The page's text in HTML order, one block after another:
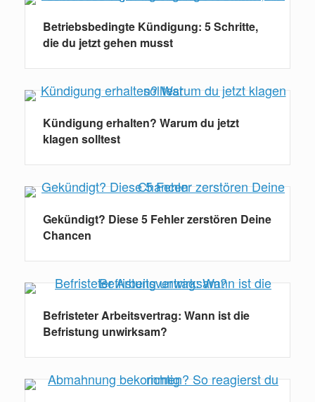
Betriebsbedingte Kündigung: 5 Schritte,
die du jetzt gehen musst
Kündigung erhalten? Warum du jetzt
klagen solltest
Gekündigt? Diese 5 Fehler zerstören Deine
Chancen
Befristeter Arbeitsvertrag: Wann ist die
Befristung unwirksam?